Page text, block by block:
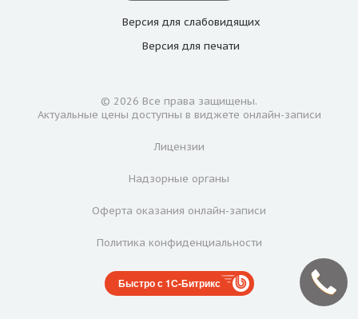
Версия для слабовидящих
Версия для печати
© 2026 Все права защищены.
Актуальные цены доступны в виджете онлайн-записи
Лицензии
Надзорные органы
Оферта оказания онлайн-записи
Политика конфиденциальности
Быстро с 1С-Битрикс